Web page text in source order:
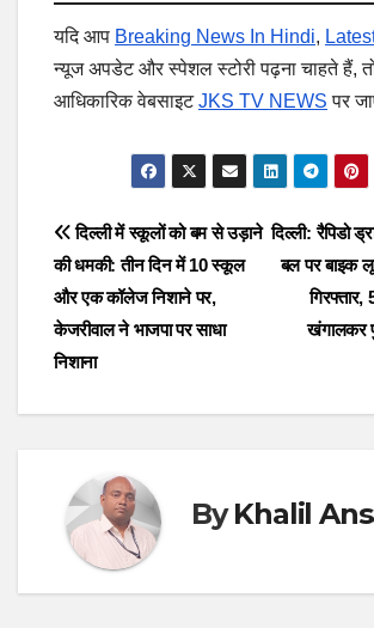
यदि आप Breaking News In Hindi,
न्यूज अपडेट और स्पेशल स्टोरी पढ़ना चाहते हैं,
आधिकारिक वेबसाइटJKS TV NEWS पर
Post
navigation
दिल्ली: रैपिडो
बल पर बाइक
खंगालकर
दिल्ली में स्कूलों को बम से उड़ाने
की धमकी: तीन दिन में 10 स्कूल
और एक कॉलेज निशाने पर,
केजरीवाल ने भाजपा पर साधा
निशाना
ByKhalil